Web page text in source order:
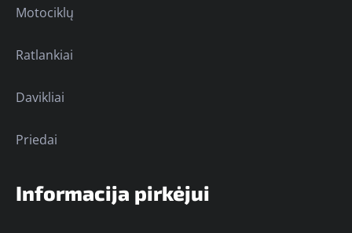
Motociklų
Ratlankiai
Davikliai
Priedai
Informacija pirkėjui